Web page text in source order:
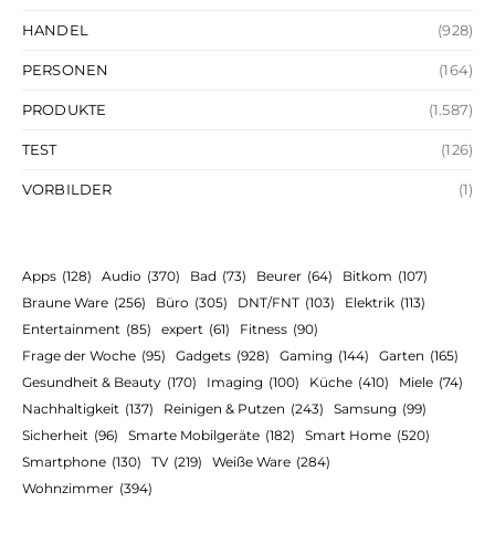
HANDEL (928)
PERSONEN (164)
PRODUKTE (1.587)
TEST (126)
VORBILDER (1)
Apps (128) Audio (370) Bad (73) Beurer (64) Bitkom (107)
Braune Ware (256) Büro (305) DNT/FNT (103) Elektrik (113)
Entertainment (85) expert (61) Fitness (90)
Frage der Woche (95) Gadgets (928) Gaming (144) Garten (165)
Gesundheit & Beauty (170) Imaging (100) Küche (410) Miele (74)
Nachhaltigkeit (137) Reinigen & Putzen (243) Samsung (99)
Sicherheit (96) Smarte Mobilgeräte (182) Smart Home (520)
Smartphone (130) TV (219) Weiße Ware (284)
Wohnzimmer (394)